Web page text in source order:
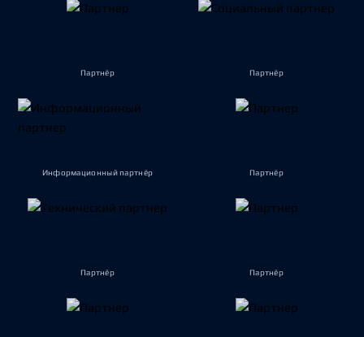
Партнёр Партнёр
Информационный партнёр Партнёр
Партнёр Партнёр